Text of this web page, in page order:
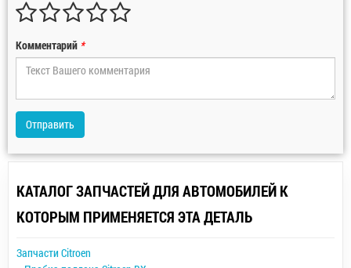
Комментарий *
Отправить
КАТАЛОГ ЗАПЧАСТЕЙ ДЛЯ АВТОМОБИЛЕЙ К
КОТОРЫМ ПРИМЕНЯЕТСЯ ЭТА ДЕТАЛЬ
Запчасти Citroen